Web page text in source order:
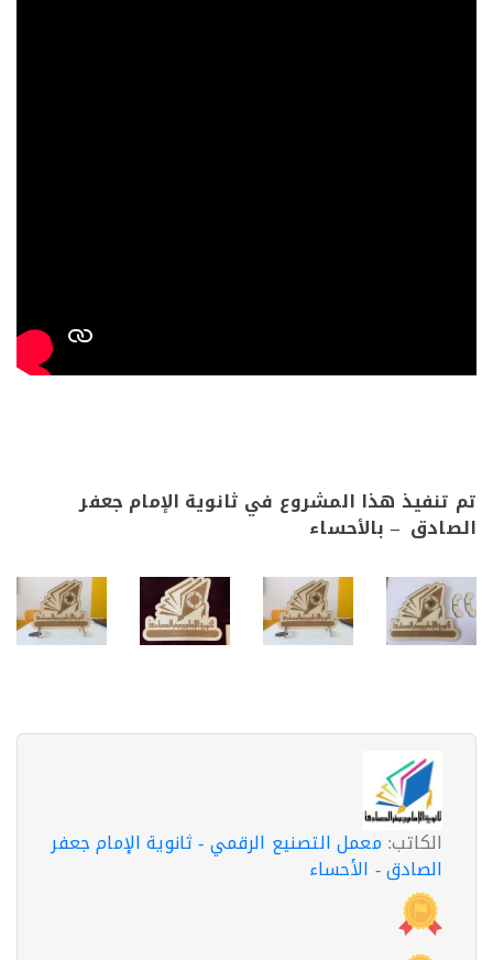
هذا المشروع في ثانوية الإمام جعفر
– بالأحساء
الكاتب:معمل التصنيع الرقمي - ثانوية الإمام جعفر
الصادق - الأحساء